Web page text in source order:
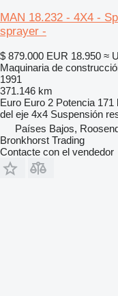
MAN 18.232 - 4X4 -
sprayer -
$ 879.000 EUR 18.950 ≈
Maquinaria de
1991
371.146 km
Euro Euro 2 Potencia 171
del eje 4x4 Suspensión
Países Bajos,
Bronkhorst Trading
Contacte con el vendedor